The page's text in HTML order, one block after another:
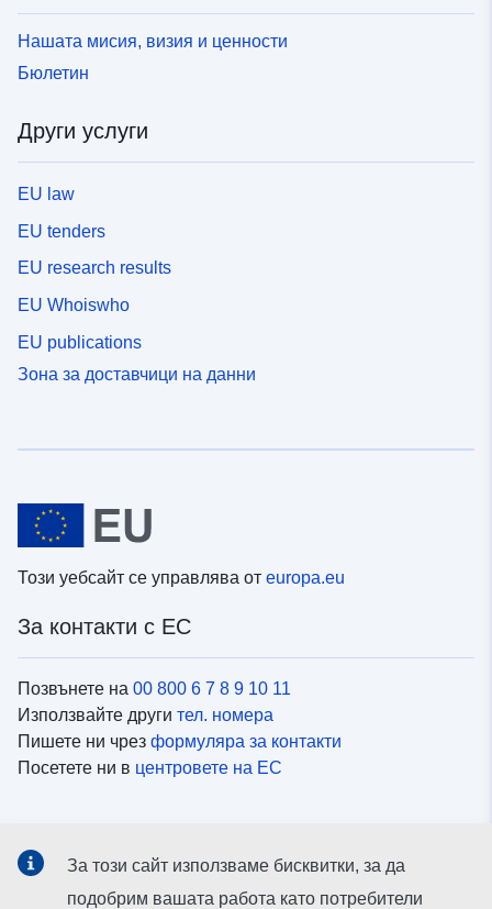
Нашата мисия, визия и ценности
Бюлетин
Други услуги
EU law
EU tenders
EU research results
EU Whoiswho
EU publications
Зона за доставчици на данни
Този уебсайт се управлява от europa.eu
За контакти с ЕС
Позвънете на 00 800 6 7 8 9 10 11
Използвайте други тел. номера
Пишете ни чрез формуляра за контакти
Посетете ни в центровете на ЕС
Вижте профили на ЕС в социалните медии
За този сайт използваме бисквитки, за да
подобрим вашата работа като потребители